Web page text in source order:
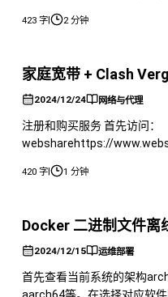
我们的地理范围 700 多个站
户 通过电子钱包方便地充值
423 字| 2 分钟
家庭宽带 + Clash
2024/12/24 网络与代理
注册和购买服务 首先访问：
websharehttps://
买代理服务。购买过程如下
理 购买完成后，代理会出现
正常工
420 字| 1 分钟
Docker 二进制文件离
2024/12/15 运维部署
首先查看当前系统的架构